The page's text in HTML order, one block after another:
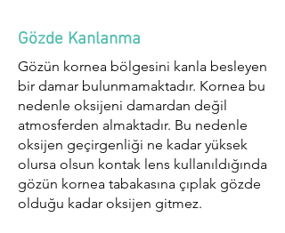
Gözde Kanlanma
Gözün kornea bölgesini kanla besleyen
bir damar bulunmamaktadır. Kornea bu
nedenle oksijeni damardan değil
atmosferden almaktadır. Bu nedenle
oksijen geçirgenliği ne kadar yüksek
olursa olsun kontak lens kullanıldığında
gözün kornea tabakasına çıplak gözde
olduğu kadar oksijen gitmez.